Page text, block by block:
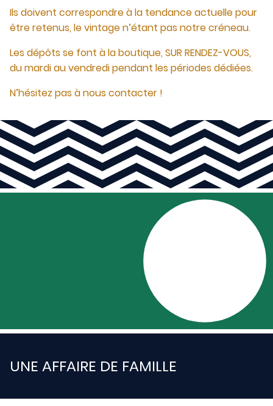
Ils doivent correspondre à la tendance actuelle pour
être retenus, le vintage n’étant pas notre créneau.
Les dépôts se font à la boutique, SUR RENDEZ-VOUS,
du mardi au vendredi pendant les périodes dédiées.
N’hésitez pas à nous contacter !
UNE AFFAIRE DE FAMILLE